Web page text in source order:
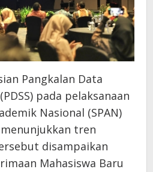
Pangkalan Data
pada pelaksanaan
Nasional (SPAN)
menunjukkan tren
disampaikan
Mahasiswa Baru